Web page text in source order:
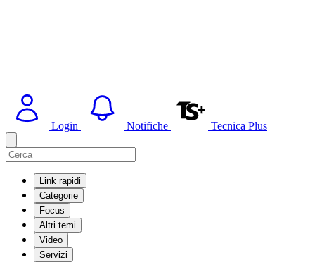
Login Notifiche Tecnica Plus
Link rapidi
Categorie
Focus
Altri temi
Video
Servizi